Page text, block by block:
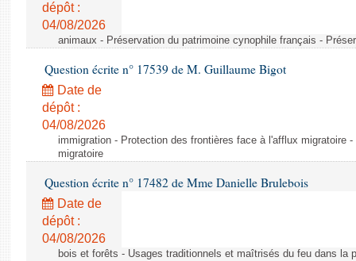
dépôt :
04/08/2026
animaux - Préservation du patrimoine cynophile français -
Question écrite n° 17539 de M. Guillaume Bigot
Date de
dépôt :
04/08/2026
immigration - Protection des frontières face à l'afflux migratoire
migratoire
Question écrite n° 17482 de Mme Danielle Brulebois
Date de
dépôt :
04/08/2026
bois et forêts - Usages traditionnels et maîtrisés du feu dans la